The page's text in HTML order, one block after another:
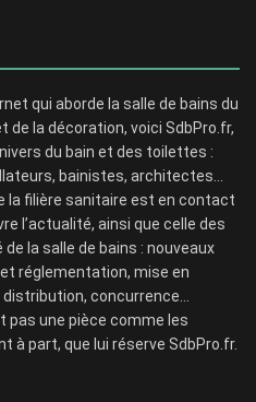
qui aborde la salle de bains du
de la décoration, voici SdbPro.fr,
du bain et des toilettes :
bainistes, architectes…
la filière sanitaire est en contact
l’actualité, ainsi que celle des
la salle de bains : nouveaux
réglementation, mise en
concurrence…
pas une pièce comme les
à part, que lui réserve SdbPro.fr.